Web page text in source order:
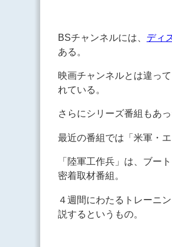
BSチャンネルには、 ディ
ある。
映画チャンネルとは違っ
れている。
さらにシリーズ番組もあ
最近の番組では「米軍・
「陸軍工作兵」は、ブー
密着取材番組。
４週間にわたるトレーニ
説するというもの。